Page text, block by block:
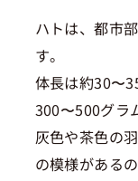
ハトは、都市
す。
体長は約30〜
300〜500グラ
灰色や茶色の
の模様がある